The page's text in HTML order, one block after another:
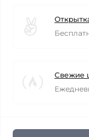
Свежие